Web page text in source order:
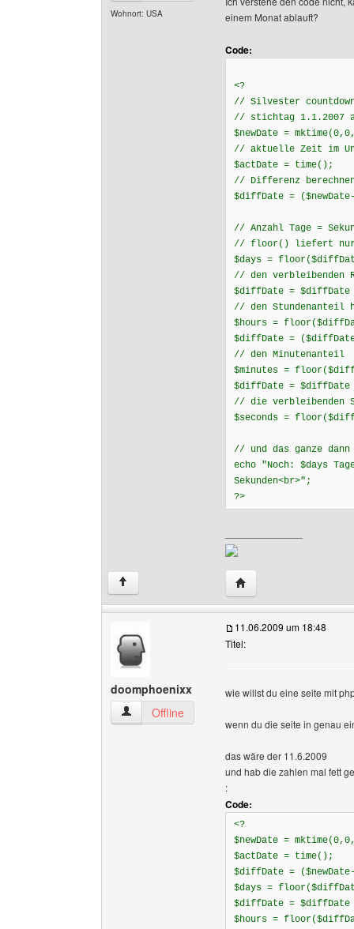
Wohnort: USA
einem Monat ablauft?
Code:
<?
// Silvester
// stichtag 1.1.2007
$newDate =
// aktuelle Zeit im
$actDate = time();
// Differenz
$diffDate =
// Anzahl Tage =
// floor() liefert nur
$days =
// den verbleibenden
$diffDate = $diffDate
// den Stundenanteil
$hours =
$diffDate =
// den Minutenanteil
$minutes =
$diffDate = $diffDate
// die verbleibenden
$seconds =
// und das ganze dann
echo "Noch: $days
Sekunden<br>";
?>
↑ Website dieses
doomphoenixx
doomphoenixx Benutzer-Profile anzeigen
Offline
11.06.2009 um 18:48
Titel:
wie willst du eine seite mit
wenn du die seite in genau
das wäre der 11.6.2009
und hab die zahlen mal fett
:
Code:
<?
$newDate =
$actDate = time();
$diffDate =
$days =
$diffDate = $diffDate
$hours =